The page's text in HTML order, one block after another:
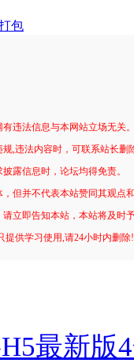
包
违法信息与本网站立场无关
,违法内容时，可联系站长删
露信息时，论坛均得免责。
但并不代表本站赞同其观点
立即告知本站，本站将及时
提供学习使用,请24小时内删
最新版